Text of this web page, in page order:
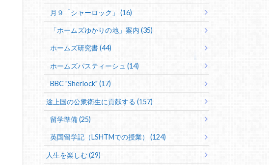
月９「シャーロック」 (16)
「ホームズゆかりの地」案内 (35)
ホームズ研究書 (44)
ホームズパスティーシュ (14)
BBC "Sherlock" (17)
途上国の公衆衛生に貢献する (157)
留学準備 (25)
英国留学記（LSHTMでの授業） (124)
人生を楽しむ (29)